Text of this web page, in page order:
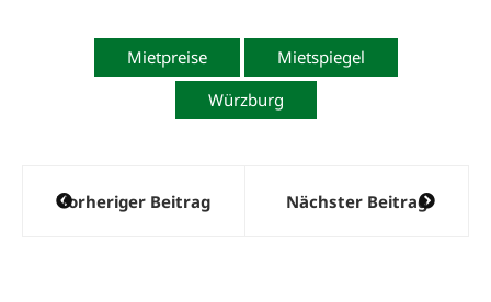
Mietpreise
Mietspiegel
Würzburg
Beitragsnavigation
Vorheriger Beitrag Nächster Beitrag